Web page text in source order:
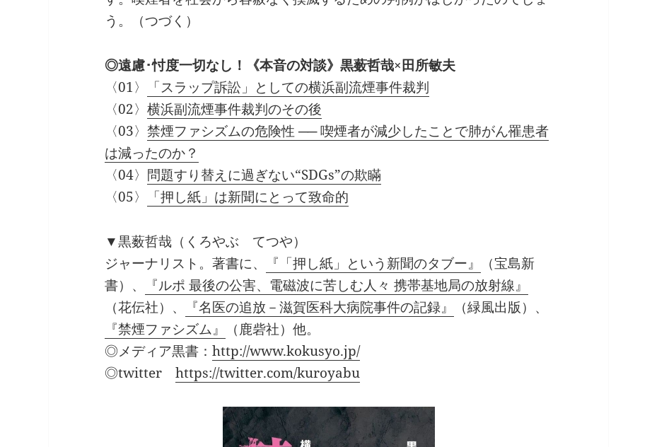
う。（つづく）
◎遠慮･忖度一切なし！《本音の対談》黒薮哲哉×田所敏夫
〈01〉
「スラップ訴訟」としての横浜副流煙事件裁判
〈02〉横浜副流煙事件裁判のその後
〈03〉禁煙ファシズムの危険性 ── 喫煙者が減少したことで肺がん罹患者
は減ったのか？
〈04〉 問題すり替えに過ぎない“SDGs”の欺瞞
〈05〉
「押し紙」は新聞にとって致命的
▼黒薮哲哉（くろやぶ てつや）
ジャーナリスト。著書に、
『「押し紙」という新聞のタブー』
（宝島新
書）、
『ルポ 最後の公害、電磁波に苦しむ人々 携帯基地局の放射線』
（花伝社）、
『名医の追放－滋賀医科大病院事件の記録』
（緑風出版）、
『禁煙ファシズム』
（鹿砦社）他。
◎メディア黒書：http://www.kokusyo.jp/
◎twitterhttps://twitter.com/kuroyabu